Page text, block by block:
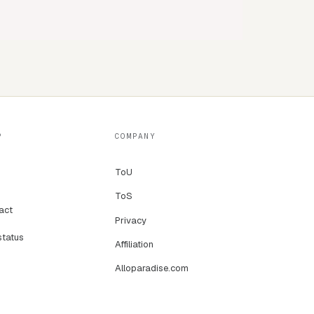
instantanément. Une façon simple et
heure. Vous gardez la maîtrise de
24h/24.
COMPANY
ToU
ToS
Privacy
Affiliation
Alloparadise.com